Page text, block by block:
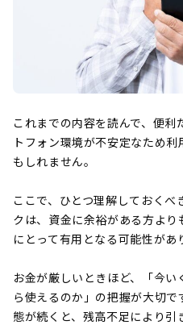
これまでの内容を読んで、便
トフォン環境が不安定なため
もしれません。
ここで、ひとつ理解しておく
クは、資金に余裕がある方よ
にとって有用となる可能性があ
お金が厳しいときほど、「今
ら使えるのか」の把握が大切
態が続くと、残高不足により